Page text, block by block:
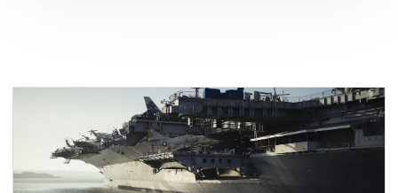
ลงชื่อเข้าใช้ในส่วนของลูกค้า
ล็อกอิน